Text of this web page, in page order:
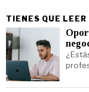
TIENES QUE LEER